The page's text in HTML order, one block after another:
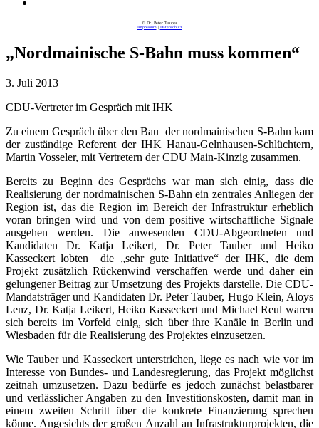
© Dr. Peter Tauber
Impressum| Datenschutz
„Nordmainische S-Bahn muss kommen“
3. Juli 2013
CDU-Vertreter im Gespräch mit IHK
Zu einem Gespräch über den Bau der nordmainischen S-Bahn kam
der zuständige Referent der IHK Hanau-Gelnhausen-Schlüchtern,
Martin Vosseler, mit Vertretern der CDU Main-Kinzig zusammen.
Bereits zu Beginn des Gesprächs war man sich einig, dass die
Realisierung der nordmainischen S-Bahn ein zentrales Anliegen der
Region ist, das die Region im Bereich der Infrastruktur erheblich
voran bringen wird und von dem positive wirtschaftliche Signale
ausgehen werden. Die anwesenden CDU-Abgeordneten und
Kandidaten Dr. Katja Leikert, Dr. Peter Tauber und Heiko
Kasseckert lobten die „sehr gute Initiative“ der IHK, die dem
Projekt zusätzlich Rückenwind verschaffen werde und daher ein
gelungener Beitrag zur Umsetzung des Projekts darstelle. Die CDU-
Mandatsträger und Kandidaten Dr. Peter Tauber, Hugo Klein, Aloys
Lenz, Dr. Katja Leikert, Heiko Kasseckert und Michael Reul waren
sich bereits im Vorfeld einig, sich über ihre Kanäle in Berlin und
Wiesbaden für die Realisierung des Projektes einzusetzen.
Wie Tauber und Kasseckert unterstrichen, liege es nach wie vor im
Interesse von Bundes- und Landesregierung, das Projekt möglichst
zeitnah umzusetzen. Dazu bedürfe es jedoch zunächst belastbarer
und verlässlicher Angaben zu den Investitionskosten, damit man in
einem zweiten Schritt über die konkrete Finanzierung sprechen
könne. Angesichts der großen Anzahl an Infrastrukturprojekten, die